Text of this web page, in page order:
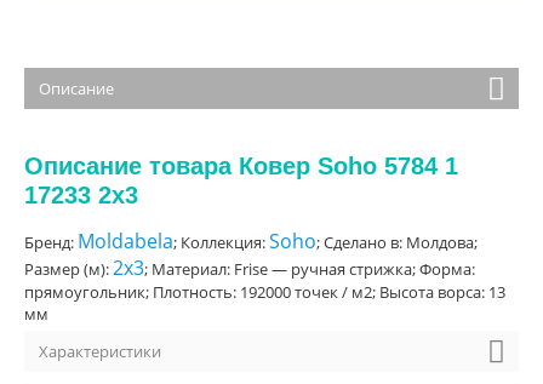
Описание
Описание товара Ковер Soho 5784 1
17233 2x3
Бренд: Moldabela; Коллекция:Soho; Сделано в: Молдова;
Размер (м):2x3; Материал: Frise — ручная стрижка; Форма:
прямоугольник; Плотность: 192000 точек / м2; Высота ворса: 13
мм
Характеристики